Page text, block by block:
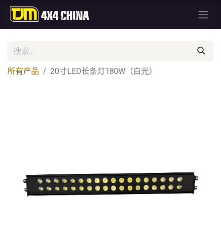
所有产品 20寸LED长条灯180W（白光）